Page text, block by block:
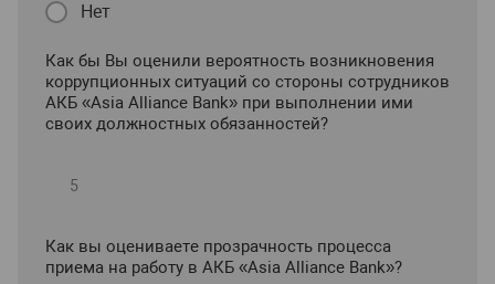
Нет
Как бы Вы оценили вероятность возникновения
коррупционных ситуаций со стороны сотрудников
АКБ «Asia Alliance Bank» при выполнении ими
своих должностных обязанностей?
Как вы оцениваете прозрачность процесса
приема на работу в АКБ «Asia Alliance Bank»?